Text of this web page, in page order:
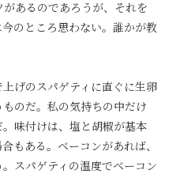
あるのであろうが、それを
のところ思わない。誰かが教
げのスパゲティに直ぐに生卵
のだ。私の気持ちの中だけ
味付けは、塩と胡椒が基本
もある。ベーコンがあれば、
スパゲティの温度でベーコン